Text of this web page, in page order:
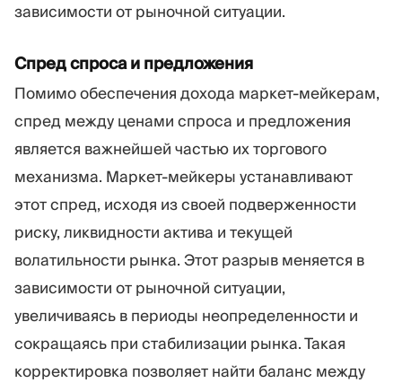
зависимости от рыночной ситуации.
Спред спроса и предложения
Помимо обеспечения дохода маркет-мейкерам,
спред между ценами спроса и предложения
является важнейшей частью их торгового
механизма. Маркет-мейкеры устанавливают
этот спред, исходя из своей подверженности
риску, ликвидности актива и текущей
волатильности рынка. Этот разрыв меняется в
зависимости от рыночной ситуации,
увеличиваясь в периоды неопределенности и
сокращаясь при стабилизации рынка. Такая
корректировка позволяет найти баланс между